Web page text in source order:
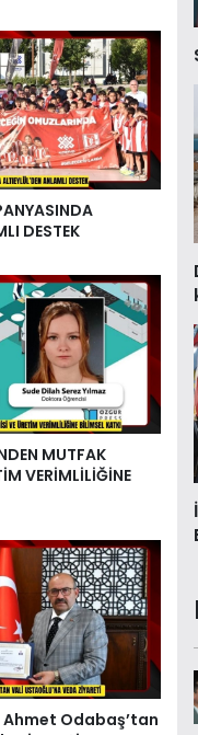
DESTEK
MUTFAK
VERİMLİLİĞİNE
Ahmet Odabaş’tan